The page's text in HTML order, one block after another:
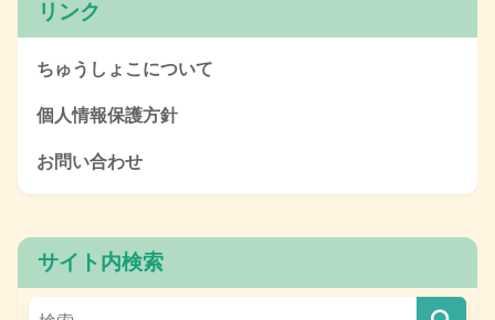
リンク
ちゅうしょこについて
個人情報保護方針
お問い合わせ
サイト内検索